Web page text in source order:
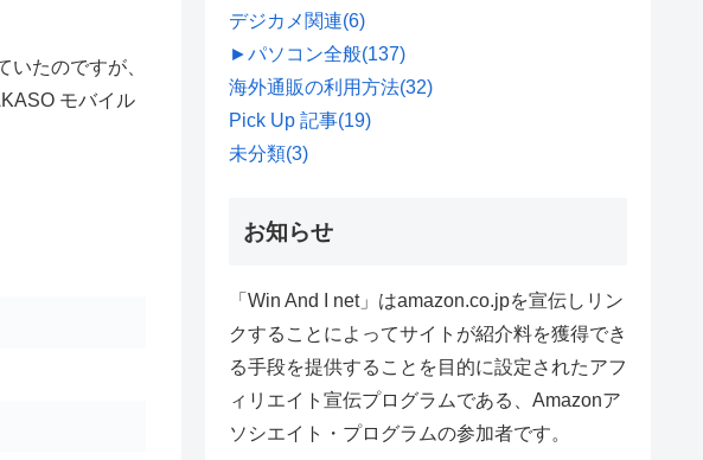
たのですが、
モバイル
デジカメ関連(6)
►パソコン全般(137)
海外通販の利用方法(32)
Pick Up 記事(19)
未分類(3)
お知らせ
「Win And I net」はamazon.co.jpを宣伝しリン
クすることによってサイトが紹介料を獲得でき
る手段を提供することを目的に設定されたアフ
ィリエイト宣伝プログラムである、Amazonア
ソシエイト・プログラムの参加者です。